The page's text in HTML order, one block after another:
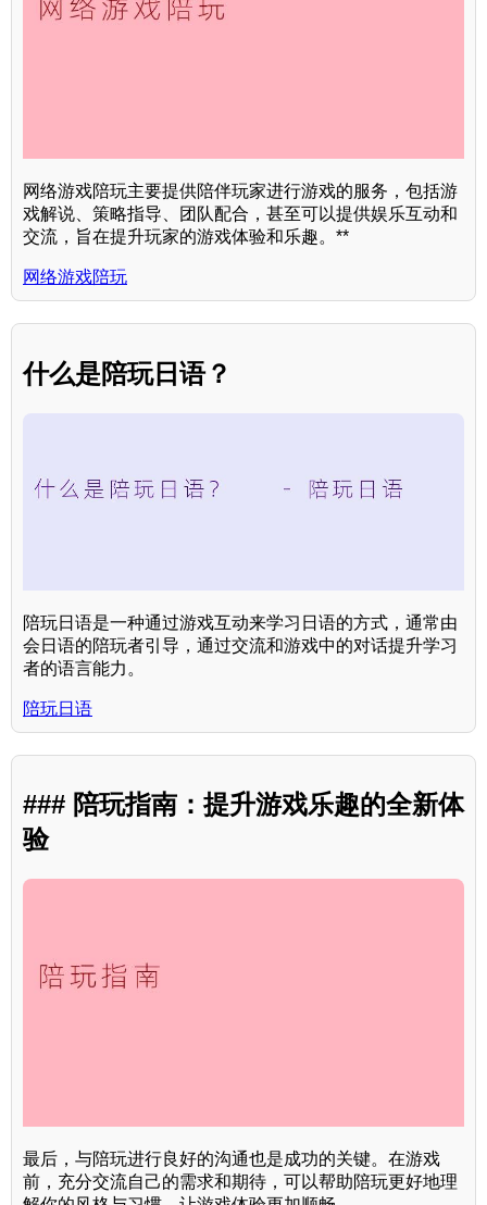
网络游戏陪玩主要提供陪伴玩家进行游戏的服务，包括游
戏解说、策略指导、团队配合，甚至可以提供娱乐互动和
交流，旨在提升玩家的游戏体验和乐趣。**
网络游戏陪玩
什么是陪玩日语？
陪玩日语是一种通过游戏互动来学习日语的方式，通常由
会日语的陪玩者引导，通过交流和游戏中的对话提升学习
者的语言能力。
陪玩日语
### 陪玩指南：提升游戏乐趣的全新体
验
最后，与陪玩进行良好的沟通也是成功的关键。在游戏
前，充分交流自己的需求和期待，可以帮助陪玩更好地理